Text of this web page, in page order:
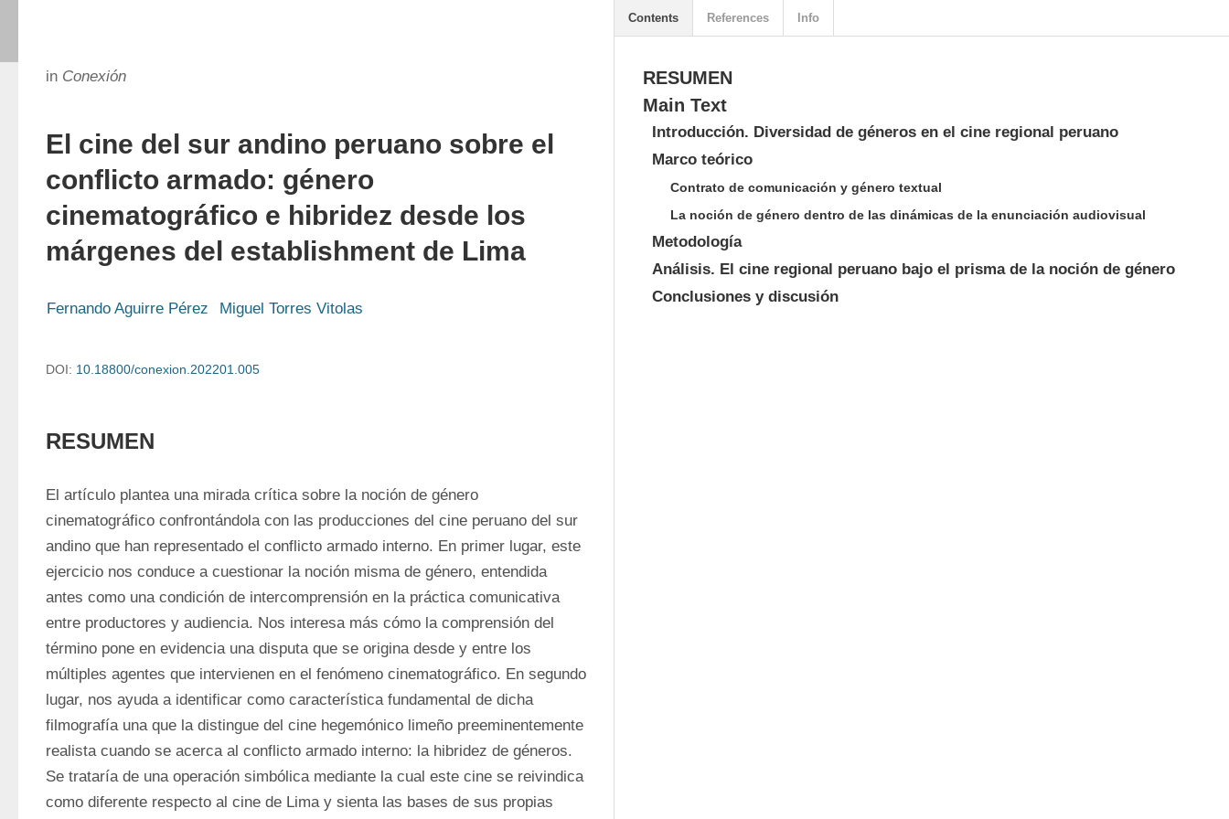
in Conexión
El cine del sur andino peruano sobre el
conflicto armado: género
cinematográfico e hibridez desde los
márgenes del establishment de Lima
Fernando Aguirre Pérez Miguel Torres Vitolas
DOI: 10.18800/conexion.202201.005
RESUMEN
El artículo plantea una mirada crítica sobre la noción de género
cinematográfico confrontándola con las producciones del cine peruano del sur
andino que han representado el conflicto armado interno. En primer lugar, este
ejercicio nos conduce a cuestionar la noción misma de género, entendida
antes como una condición de intercomprensión en la práctica comunicativa
entre productores y audiencia. Nos interesa más cómo la comprensión del
término pone en evidencia una disputa que se origina desde y entre los
múltiples agentes que intervienen en el fenómeno cinematográfico. En segundo
lugar, nos ayuda a identificar como característica fundamental de dicha
filmografía una que la distingue del cine hegemónico limeño preeminentemente
realista cuando se acerca al conflicto armado interno: la hibridez de géneros.
Se trataría de una operación simbólica mediante la cual este cine se reivindica
como diferente respecto al cine de Lima y sienta las bases de sus propias
RESUMEN
Main Text
Introducción. Diversidad de géneros en el cine regional peruano
Marco teórico
Contrato de comunicación y género textual
La noción de género dentro de las dinámicas de la enunciación audiovisual
Metodología
Análisis. El cine regional peruano bajo el prisma de la noción de género
Conclusiones y discusión
Contents References Info